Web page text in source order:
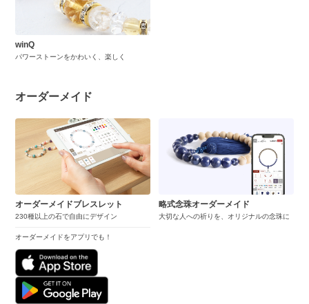
winQ
パワーストーンをかわいく、楽しく
オーダーメイド
オーダーメイドブレスレット
230種以上の石で自由にデザイン
オーダーメイドをアプリでも！
略式念珠オーダーメイド
大切な人への祈りを、オリジナルの念珠に